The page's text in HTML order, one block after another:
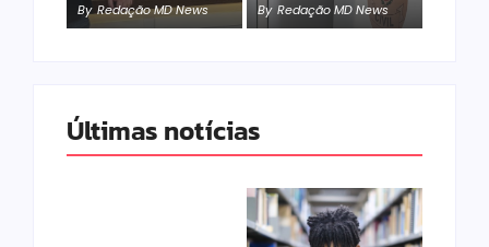
By Redação MD News By Redação MD News
Últimas notícias